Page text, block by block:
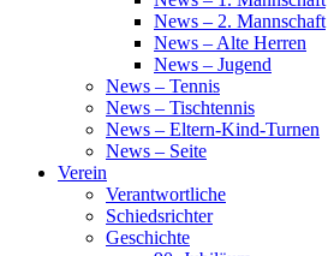
News – 2. Mannschaft
News – Alte Herren
News – Jugend
News – Tennis
News – Tischtennis
News – Eltern-Kind-Turnen
News – Seite
Verein
Verantwortliche
Schiedsrichter
Geschichte